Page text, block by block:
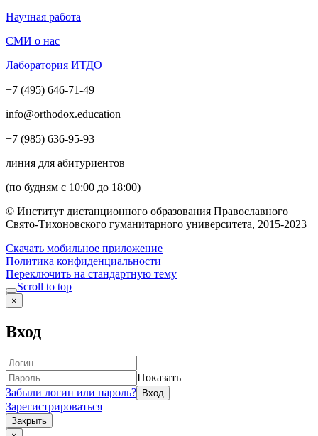
Научная работа
СМИ о нас
Лаборатория ИТДО
+7 (495) 646-71-49
info@orthodox.education
+7 (985) 636-95-93
линия для абитуриентов
(по будням с 10:00 до 18:00)
© Институт дистанционного образования Православного
Свято-Тихоновского гуманитарного университета, 2015-2023
Скачать мобильное приложение
Политика конфиденциальности
Переключить на стандартную тему
Scroll to top
×
Вход
Показать
Забыли логин или пароль?
Зарегистрироваться
Закрыть